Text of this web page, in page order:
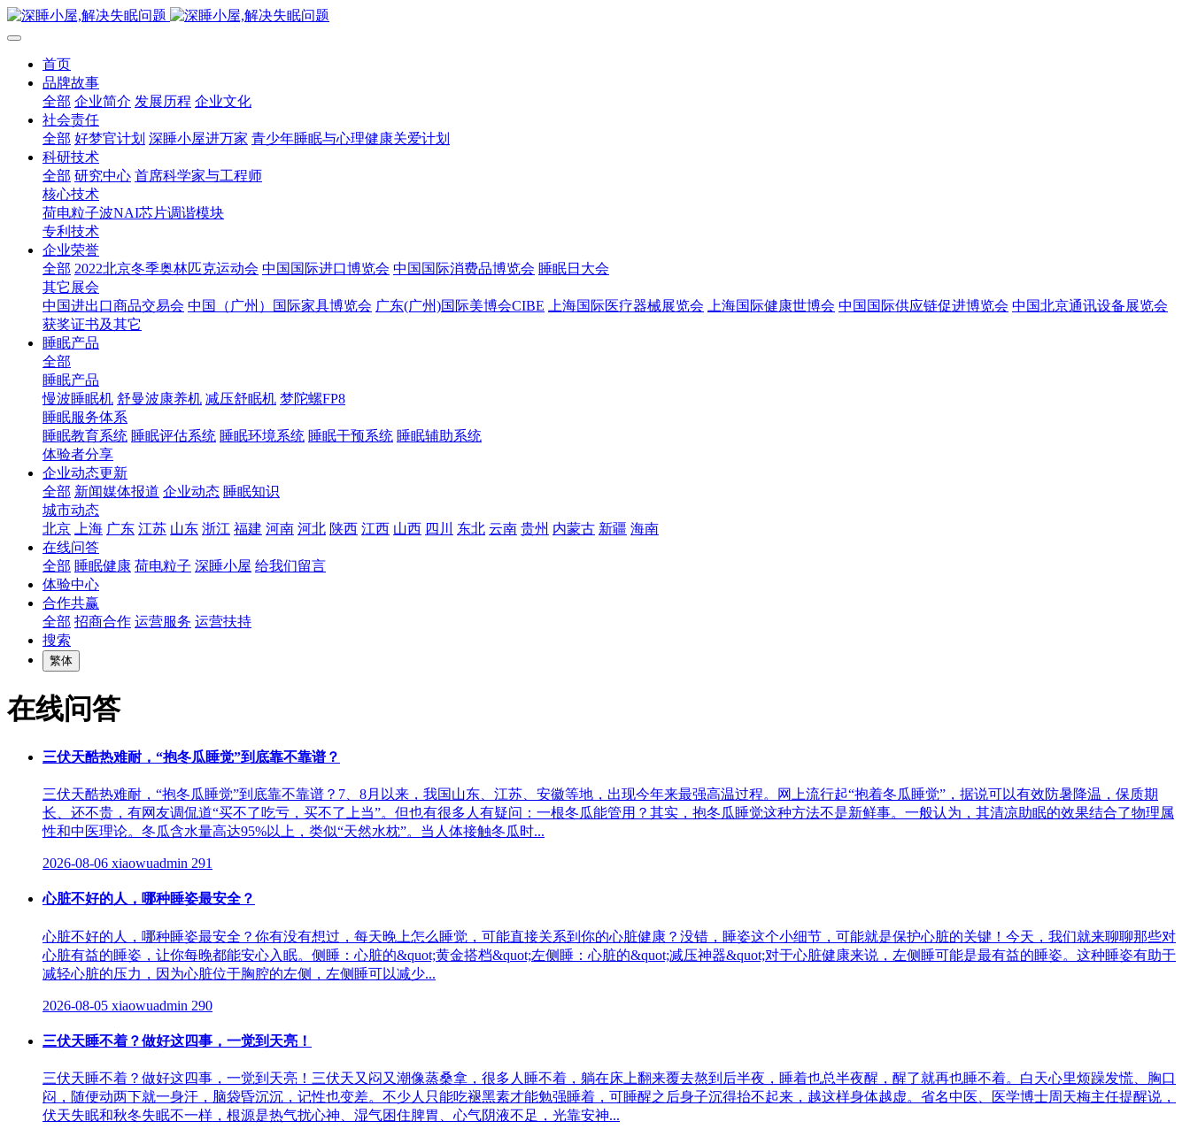
首页
品牌故事
全部 企业简介 发展历程 企业文化
社会责任
全部 好梦官计划 深睡小屋进万家 青少年睡眠与心理健康关爱计划
科研技术
全部 研究中心 首席科学家与工程师
核心技术
荷电粒子波NAI芯片调谐模块
专利技术
企业荣誉
全部 2022北京冬季奥林匹克运动会 中国国际进口博览会 中国国际消费品博览会 睡眠日大会
其它展会
中国进出口商品交易会 中国（广州）国际家具博览会 广东(广州)国际美博会CIBE 上海国际医疗器械展览会 上海国际健康世博会 中国国际供应链促进博览会 中国北京通讯设备展览会
获奖证书及其它
睡眠产品
全部
睡眠产品
慢波睡眠机 舒曼波康养机 减压舒眠机 梦陀螺FP8
睡眠服务体系
睡眠教育系统 睡眠评估系统 睡眠环境系统 睡眠干预系统 睡眠辅助系统
体验者分享
企业动态更新
全部 新闻媒体报道 企业动态 睡眠知识
城市动态
北京
上海 广东 江苏 山东 浙江 福建 河南 河北 陕西 江西 山西 四川 东北 云南 贵州 内蒙古 新疆 海南
在线问答
全部 睡眠健康 荷电粒子 深睡小屋 给我们留言
体验中心
合作共赢
全部 招商合作 运营服务 运营扶持
搜索
繁体
在线问答
三伏天酷热难耐，“抱冬瓜睡觉”到底靠不靠谱？
三伏天酷热难耐，“抱冬瓜睡觉”到底靠不靠谱？7、8月以来，我国山东、江苏、安徽等地，出现今年来最强高温过程。网上流行起“抱着冬瓜睡觉”，据说可以有效防暑降温，保质期
长、还不贵，有网友调侃道“买不了吃亏，买不了上当”。但也有很多人有疑问：一根冬瓜能管用？其实，抱冬瓜睡觉这种方法不是新鲜事。一般认为，其清凉助眠的效果结合了物理属
性和中医理论。冬瓜含水量高达95%以上，类似“天然水枕”。当人体接触冬瓜时...
2026-08-06 xiaowuadmin 291
心脏不好的人，哪种睡姿最安全？
心脏不好的人，哪种睡姿最安全？你有没有想过，每天晚上怎么睡觉，可能直接关系到你的心脏健康？没错，睡姿这个小细节，可能就是保护心脏的关键！今天，我们就来聊聊那些对
心脏有益的睡姿，让你每晚都能安心入眠。侧睡：心脏的&quot;黄金搭档&quot;左侧睡：心脏的&quot;减压神器&quot;对于心脏健康来说，左侧睡可能是最有益的睡姿。这种睡姿有助于
减轻心脏的压力，因为心脏位于胸腔的左侧，左侧睡可以减少...
2026-08-05 xiaowuadmin 290
三伏天睡不着？做好这四事，一觉到天亮！
三伏天睡不着？做好这四事，一觉到天亮！三伏天又闷又潮像蒸桑拿，很多人睡不着，躺在床上翻来覆去熬到后半夜，睡着也总半夜醒，醒了就再也睡不着。白天心里烦躁发慌、胸口
闷，随便动两下就一身汗，脑袋昏沉沉，记性也变差。不少人只能吃褪黑素才能勉强睡着，可睡醒之后身子沉得抬不起来，越这样身体越虚。省名中医、医学博士周天梅主任提醒说，
伏天失眠和秋冬失眠不一样，根源是热气扰心神、湿气困住脾胃、心气阴液不足，光靠安神...